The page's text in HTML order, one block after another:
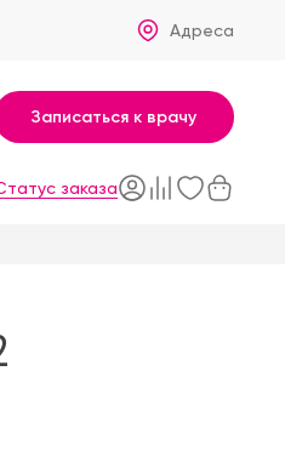
Адреса
Записаться к врачу
заказа